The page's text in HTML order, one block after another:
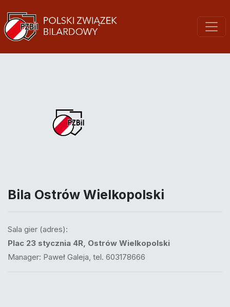
Bila Ostrów Wielkopolski
Sala gier (adres):
Plac 23 stycznia 4R, Ostrów Wielkopolski
Manager: Paweł Galeja, tel. 603178666